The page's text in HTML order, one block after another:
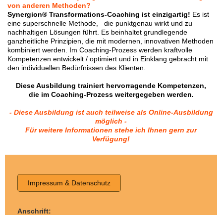
von anderen Methoden?
Synergion® Transformations-Coaching ist einzigartig! Es ist
eine superschnelle Methode, die punktgenau wirkt und zu
nachhaltigen Lösungen führt. Es beinhaltet grundlegende
ganzheitliche Prinzipien, die mit modernen, innovativen Methoden
kombiniert werden. Im Coaching-Prozess werden kraftvolle
Kompetenzen entwickelt / optimiert und in Einklang gebracht mit
den individuellen Bedürfnissen des Klienten.
Diese Ausbildung trainiert hervorragende Kompetenzen,
die im Coaching-Prozess weitergegeben werden.
- Diese Ausbildung ist auch teilweise als Online-Ausbildung
möglich -
Für weitere Informationen stehe ich Ihnen gern zur
Verfügung!
Impressum & Datenschutz
Anschrift: